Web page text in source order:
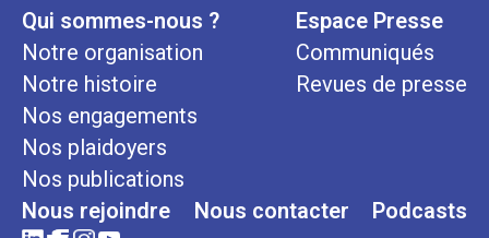
Qui sommes-nous ?
Notre organisation
Notre histoire
Nos engagements
Nos plaidoyers
Nos publications
Espace Presse
Communiqués
Revues de presse
Nous rejoindre Nous contacter Podcasts